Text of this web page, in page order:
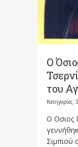
Ο
του
Κατηγορίες:
Ο Οσιος
Σιμπιού